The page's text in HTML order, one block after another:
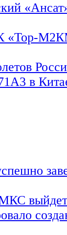
«Тор-
в